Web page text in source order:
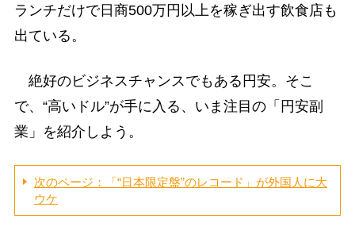
ランチだけで日商500万円以上を稼ぎ出す飲食店も
出ている。
絶好のビジネスチャンスでもある円安。そこ
で、“高いドル”が手に入る、いま注目の「円安副
業」を紹介しよう。
次のページ：「“日本限定盤”のレコード」が外国人に大
ウケ